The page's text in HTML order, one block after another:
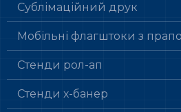
Сублімаційний друк
Мобільні флагштоки з
Стенди рол-ап
Стенди х-банер